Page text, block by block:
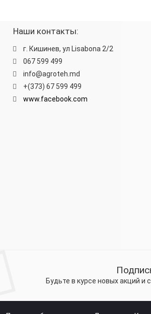
Наши контакты:
г. Кишинев, ул Lisabona 2/2
067 599 499
info@agroteh.md
+(373) 67 599 499
www.facebook.com
Будьте в курсе новых акций и